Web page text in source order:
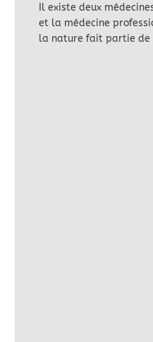
Il existe deux
et la médecine
la nature fait partie de